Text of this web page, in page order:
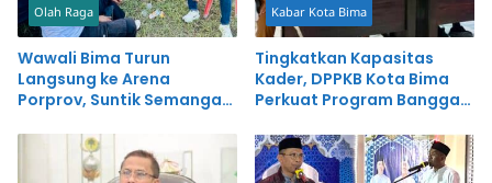
Olah Raga
Wawali Bima Turun
Langsung ke Arena
Porprov, Suntik Semangat
Kabar Kota Bima
Tingkatkan Kapasitas
Kader, DPPKB Kota Bima
Perkuat Program Bangga
Stunting